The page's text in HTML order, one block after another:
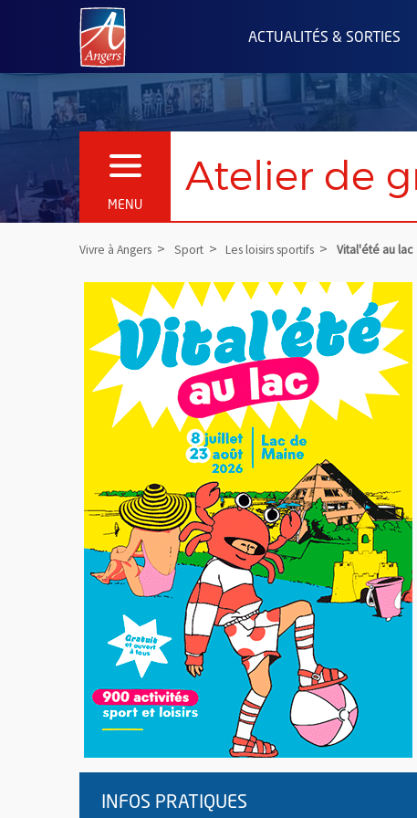
Angers.fr : Retour à l'accueil
ACTUALITÉS & SORTIES
MENU
OUVRIR LE MENU Atelier de
Vivre à Angers Sport Les loisirs sportifs Vital'été au lac
INFOS PRATIQUES